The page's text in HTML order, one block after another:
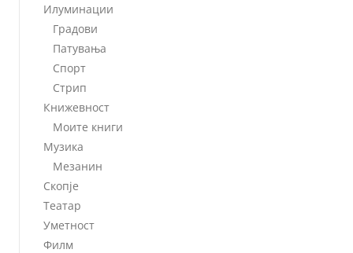
Илуминации
Градови
Патувања
Спорт
Стрип
Книжевност
Моите книги
Музика
Мезанин
Скопје
Театар
Уметност
Филм